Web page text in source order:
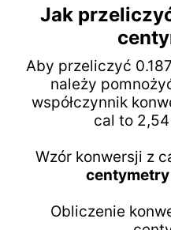
Jak
Aby przeliczyć
należy
współczynnik
cal to
Wzór konwersji z
Obliczenie